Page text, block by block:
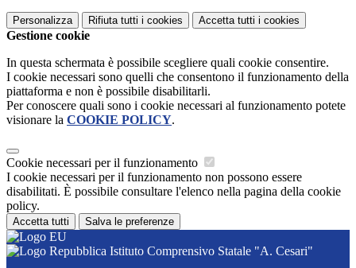
Personalizza Rifiuta tutti i cookies Accetta tutti i cookies
Gestione cookie
In questa schermata è possibile scegliere quali cookie consentire.
I cookie necessari sono quelli che consentono il funzionamento della
piattaforma e non è possibile disabilitarli.
Per conoscere quali sono i cookie necessari al funzionamento potete
visionare la COOKIE POLICY.
Cookie necessari per il funzionamento
I cookie necessari per il funzionamento non possono essere
disabilitati. È possibile consultare l'elenco nella pagina della cookie
policy.
Accetta tutti Salva le preferenze
Istituto Comprensivo Statale "A. Cesari"